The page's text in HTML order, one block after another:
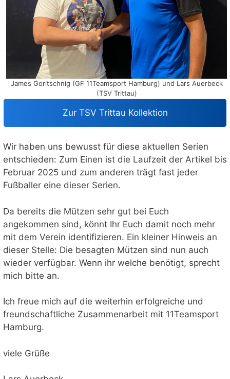
James Goritschnig (GF 11Teamsport Hamburg) und Lars Auerbeck
(TSV Trittau)
Zur TSV Trittau Kollektion
Wir haben uns bewusst für diese aktuellen Serien
entschieden: Zum Einen ist die Laufzeit der Artikel bis
Februar 2025 und zum anderen trägt fast jeder
Fußballer eine dieser Serien.
Da bereits die Mützen sehr gut bei Euch
angekommen sind, könnt Ihr Euch damit noch mehr
mit dem Verein identifizieren. Ein kleiner Hinweis an
dieser Stelle: Die besagten Mützen sind nun auch
wieder verfügbar. Wenn ihr welche benötigt, sprecht
mich bitte an.
Ich freue mich auf die weiterhin erfolgreiche und
freundschaftliche Zusammenarbeit mit 11Teamsport
Hamburg.
viele Grüße